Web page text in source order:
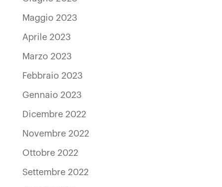
Maggio 2023
Aprile 2023
Marzo 2023
Febbraio 2023
Gennaio 2023
Dicembre 2022
Novembre 2022
Ottobre 2022
Settembre 2022